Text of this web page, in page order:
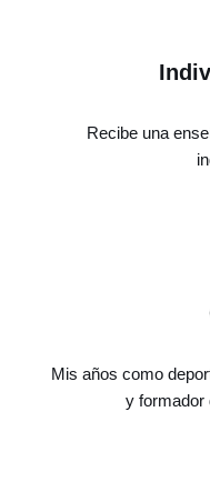
Recibe una
Mis años como
y formador